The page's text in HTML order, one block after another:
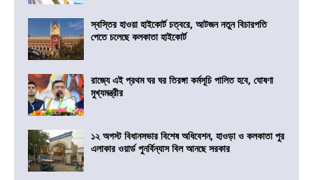
স্বস্তির হাওয়া হাইকোর্ট চত্বরে, আটজন নতুন বিচারপতি
পেতে চলেছে কলকাতা হাইকোর্ট
রাজ্যে এই প্রথম ঘর ঘর তিরঙ্গা কর্মসূচি পালিত হবে, ঘোষণা
মুখ্যমন্ত্রীর
১২ অগস্ট বিধানসভার বিশেষ অধিবেশন, হাওড়া ও কলকাতা পুর
এলাকার ওয়ার্ড পুনর্বিন্যাস বিল আনছে সরকার